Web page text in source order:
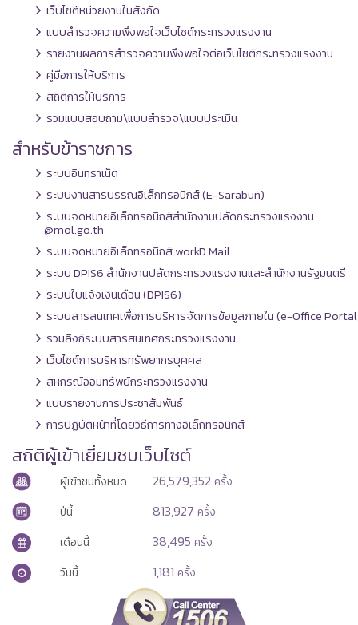
เว็บไซต์หน่วยงานในสังกัด
แบบสำรวจความพึงพอใจเว็บไซต์กระทรวงแรงงาน
รายงานผลการสำรวจความพึงพอใจต่อเว็บไซต์กระทรวงแรงงาน
คู่มือการให้บริการ
สถิติการให้บริการ
รวมแบบสอบถาม\แบบสำรวจ\แบบประเมิน
สำหรับข้าราชการ
ระบบอินทราเน็ต
ระบบงานสารบรรณอิเล็กทรอนิกส์ (E-Sarabun)
ระบบจดหมายอิเล็กทรอนิกส์สำนักงานปลัดกระทรวงแรงงาน
@mol.go.th
ระบบจดหมายอิเล็กทรอนิกส์ workD Mail
ระบบ DPIS6 สำนักงานปลัดกระทรวงแรงงานและสำนักงานรัฐมนตรี
ระบบใบแจ้งเงินเดือน (DPIS6)
ระบบสารสนเทศเพื่อการบริหารจัดการข้อมูลภายใน (e-Office
รวมลิงก์ระบบสารสนเทศกระทรวงแรงงาน
เว็บไซต์การบริหารทรัพยากรบุคคล
สหกรณ์ออมทรัพย์กระทรวงแรงงาน
แบบรายงานการประชาสัมพันธ์
การปฏิบัติหน้าที่โดยวิธีการทางอิเล็กทรอนิกส์
สถิติผู้เข้าเยี่ยมชมเว็บไซต์
ผู้เข้าชมทั้งหมด 26,579,352 ครั้ง
ปีนี้
813,927 ครั้ง
เดือนนี้
38,495 ครั้ง
วันนี้
1,181 ครั้ง